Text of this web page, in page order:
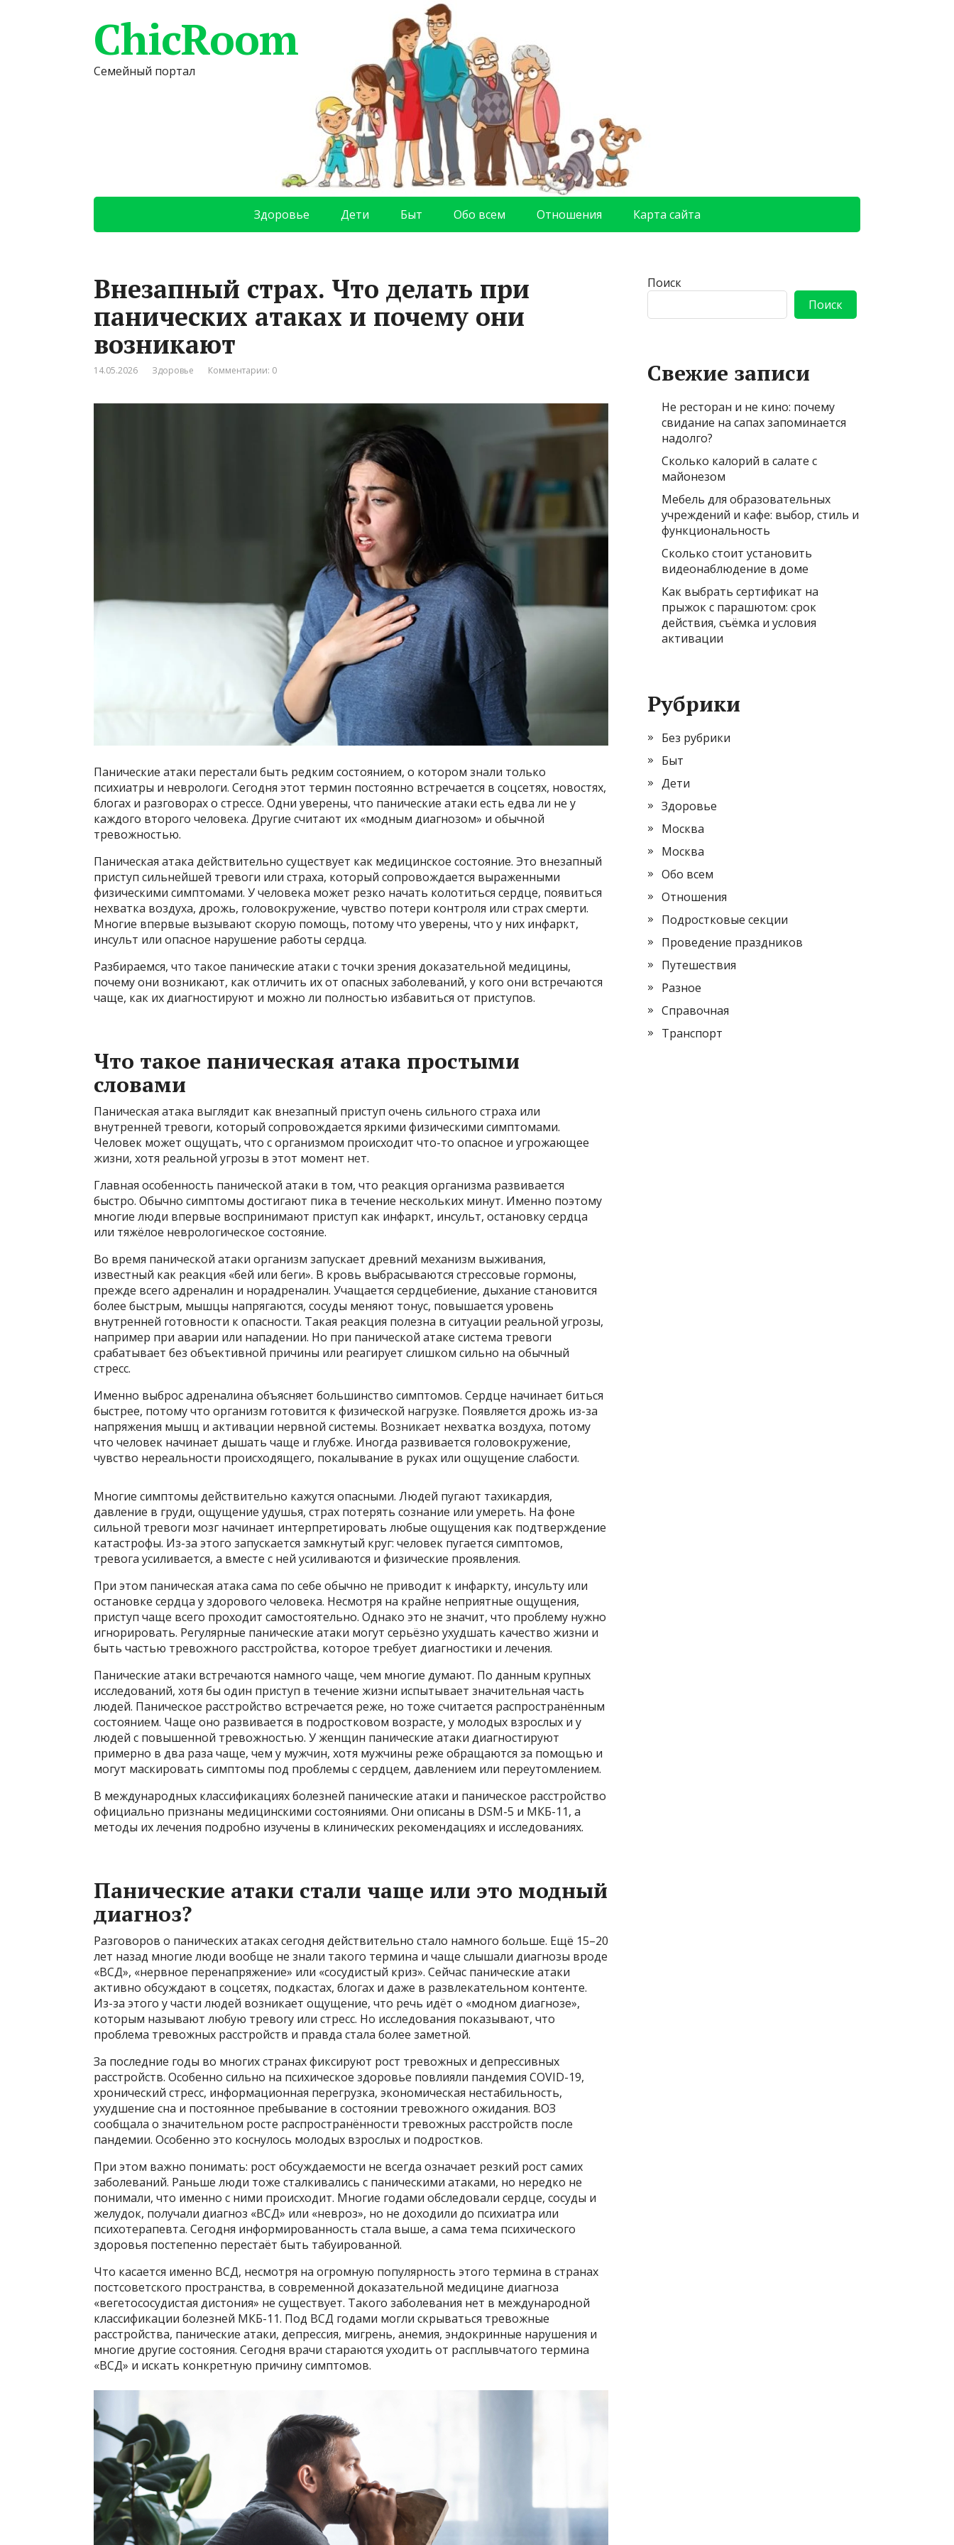
ChicRoom
Семейный портал
Здоровье Дети Быт Обо всем Отношения Карта сайта
Внезапный страх. Что делать при
панических атаках и почему они
возникают
14.05.2026 Здоровье Комментарии: 0
Панические атаки перестали быть редким состоянием, о котором знали только
психиатры и неврологи. Сегодня этот термин постоянно встречается в соцсетях, новостях,
блогах и разговорах о стрессе. Одни уверены, что панические атаки есть едва ли не у
каждого второго человека. Другие считают их «модным диагнозом» и обычной
тревожностью.
Паническая атака действительно существует как медицинское состояние. Это внезапный
приступ сильнейшей тревоги или страха, который сопровождается выраженными
физическими симптомами. У человека может резко начать колотиться сердце, появиться
нехватка воздуха, дрожь, головокружение, чувство потери контроля или страх смерти.
Многие впервые вызывают скорую помощь, потому что уверены, что у них инфаркт,
инсульт или опасное нарушение работы сердца.
Разбираемся, что такое панические атаки с точки зрения доказательной медицины,
почему они возникают, как отличить их от опасных заболеваний, у кого они встречаются
чаще, как их диагностируют и можно ли полностью избавиться от приступов.
Что такое паническая атака простыми
словами
Паническая атака выглядит как внезапный приступ очень сильного страха или
внутренней тревоги, который сопровождается яркими физическими симптомами.
Человек может ощущать, что с организмом происходит что-то опасное и угрожающее
жизни, хотя реальной угрозы в этот момент нет.
Главная особенность панической атаки в том, что реакция организма развивается
быстро. Обычно симптомы достигают пика в течение нескольких минут. Именно поэтому
многие люди впервые воспринимают приступ как инфаркт, инсульт, остановку сердца
или тяжёлое неврологическое состояние.
Во время панической атаки организм запускает древний механизм выживания,
известный как реакция «бей или беги». В кровь выбрасываются стрессовые гормоны,
прежде всего адреналин и норадреналин. Учащается сердцебиение, дыхание становится
более быстрым, мышцы напрягаются, сосуды меняют тонус, повышается уровень
внутренней готовности к опасности. Такая реакция полезна в ситуации реальной угрозы,
например при аварии или нападении. Но при панической атаке система тревоги
срабатывает без объективной причины или реагирует слишком сильно на обычный
стресс.
Именно выброс адреналина объясняет большинство симптомов. Сердце начинает биться
быстрее, потому что организм готовится к физической нагрузке. Появляется дрожь из-за
напряжения мышц и активации нервной системы. Возникает нехватка воздуха, потому
что человек начинает дышать чаще и глубже. Иногда развивается головокружение,
чувство нереальности происходящего, покалывание в руках или ощущение слабости.
Многие симптомы действительно кажутся опасными. Людей пугают тахикардия,
давление в груди, ощущение удушья, страх потерять сознание или умереть. На фоне
сильной тревоги мозг начинает интерпретировать любые ощущения как подтверждение
катастрофы. Из-за этого запускается замкнутый круг: человек пугается симптомов,
тревога усиливается, а вместе с ней усиливаются и физические проявления.
При этом паническая атака сама по себе обычно не приводит к инфаркту, инсульту или
остановке сердца у здорового человека. Несмотря на крайне неприятные ощущения,
приступ чаще всего проходит самостоятельно. Однако это не значит, что проблему нужно
игнорировать. Регулярные панические атаки могут серьёзно ухудшать качество жизни и
быть частью тревожного расстройства, которое требует диагностики и лечения.
Панические атаки встречаются намного чаще, чем многие думают. По данным крупных
исследований, хотя бы один приступ в течение жизни испытывает значительная часть
людей. Паническое расстройство встречается реже, но тоже считается распространённым
состоянием. Чаще оно развивается в подростковом возрасте, у молодых взрослых и у
людей с повышенной тревожностью. У женщин панические атаки диагностируют
примерно в два раза чаще, чем у мужчин, хотя мужчины реже обращаются за помощью и
могут маскировать симптомы под проблемы с сердцем, давлением или переутомлением.
В международных классификациях болезней панические атаки и паническое расстройство
официально признаны медицинскими состояниями. Они описаны в DSM-5 и МКБ-11, а
методы их лечения подробно изучены в клинических рекомендациях и исследованиях.
Панические атаки стали чаще или это модный
диагноз?
Разговоров о панических атаках сегодня действительно стало намного больше. Ещё 15–20
лет назад многие люди вообще не знали такого термина и чаще слышали диагнозы вроде
«ВСД», «нервное перенапряжение» или «сосудистый криз». Сейчас панические атаки
активно обсуждают в соцсетях, подкастах, блогах и даже в развлекательном контенте.
Из-за этого у части людей возникает ощущение, что речь идёт о «модном диагнозе»,
которым называют любую тревогу или стресс. Но исследования показывают, что
проблема тревожных расстройств и правда стала более заметной.
За последние годы во многих странах фиксируют рост тревожных и депрессивных
расстройств. Особенно сильно на психическое здоровье повлияли пандемия COVID-19,
хронический стресс, информационная перегрузка, экономическая нестабильность,
ухудшение сна и постоянное пребывание в состоянии тревожного ожидания. ВОЗ
сообщала о значительном росте распространённости тревожных расстройств после
пандемии. Особенно это коснулось молодых взрослых и подростков.
При этом важно понимать: рост обсуждаемости не всегда означает резкий рост самих
заболеваний. Раньше люди тоже сталкивались с паническими атаками, но нередко не
понимали, что именно с ними происходит. Многие годами обследовали сердце, сосуды и
желудок, получали диагноз «ВСД» или «невроз», но не доходили до психиатра или
психотерапевта. Сегодня информированность стала выше, а сама тема психического
здоровья постепенно перестаёт быть табуированной.
Что касается именно ВСД, несмотря на огромную популярность этого термина в странах
постсоветского пространства, в современной доказательной медицине диагноза
«вегетососудистая дистония» не существует. Такого заболевания нет в международной
классификации болезней МКБ-11. Под ВСД годами могли скрываться тревожные
расстройства, панические атаки, депрессия, мигрень, анемия, эндокринные нарушения и
многие другие состояния. Сегодня врачи стараются уходить от расплывчатого термина
«ВСД» и искать конкретную причину симптомов.
Поиск
Поиск
Свежие записи
Не ресторан и не кино: почему
свидание на сапах запоминается
надолго?
Сколько калорий в салате с
майонезом
Мебель для образовательных
учреждений и кафе: выбор, стиль и
функциональность
Сколько стоит установить
видеонаблюдение в доме
Как выбрать сертификат на
прыжок с парашютом: срок
действия, съёмка и условия
активации
Рубрики
Без рубрики
Быт
Дети
Здоровье
Москва
Москва
Обо всем
Отношения
Подростковые секции
Проведение праздников
Путешествия
Разное
Справочная
Транспорт